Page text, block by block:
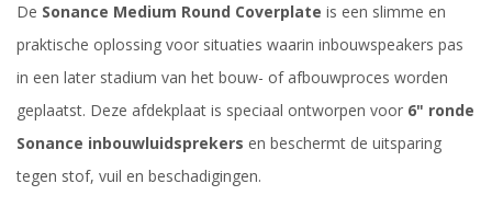
De Sonance Medium Round Coverplate is een slimme en
praktische oplossing voor situaties waarin inbouwspeakers pas
in een later stadium van het bouw- of afbouwproces worden
geplaatst. Deze afdekplaat is speciaal ontworpen voor 6" ronde
Sonance inbouwluidsprekers en beschermt de uitsparing
tegen stof, vuil en beschadigingen.